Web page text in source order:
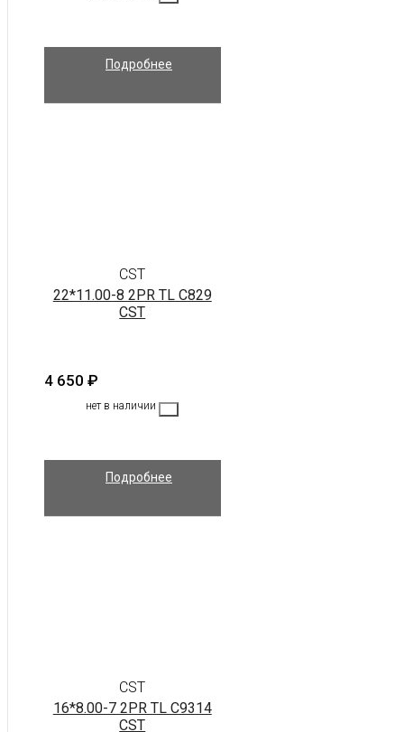
Подробнее
CST
22*11.00-8 2PR TL C829
CST
4 650 ₽
нет в наличии
Подробнее
CST
16*8.00-7 2PR TL C9314
CST